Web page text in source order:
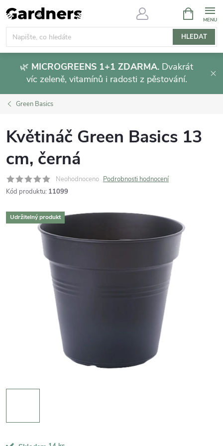
Přejít
na
obsah
HLEDAT
NÁKUPNÍ
KOŠÍK
🌿 MICROGREENS 1+1 ZDARMA. Dvakrát
víc zeleně, vitamínů i radosti z pěstování.
Green Basics
Květináč Green Basics 13
cm, černá
Neohodnoceno Podrobnosti hodnocení
Kód produktu: 11099
Udržitelný produkt